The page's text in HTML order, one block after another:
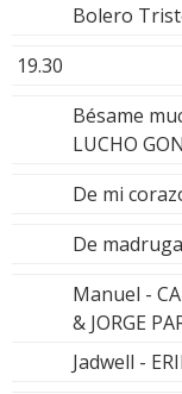
Bolero
19.30
Bésame
LUCHO
De mi
De
Manuel -
& JORGE
Jadwell -